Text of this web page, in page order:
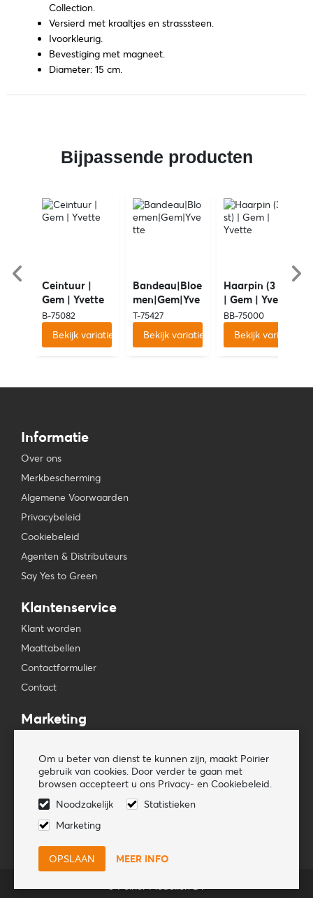
Om u beter van dienst te kunnen zijn, maakt Poirier
gebruik van cookies. Door verder te gaan met
browsen accepteert u ons Privacy- en Cookiebeleid.
Noodzakelijk
Statistieken
Marketing
MEER INFO
Collection.
Versierd met kraaltjes en strasssteen.
Ivoorkleurig.
Bevestiging met magneet.
Diameter: 15 cm.
Bijpassende producten
Ceintuur |
Gem | Yvette
B-75082
Bekijk variaties
Bandeau|Bloe
men|Gem|Yve
tte
T-75427
Bekijk variaties
Haarpin (3 st)
| Gem | Yvette
BB-75000
Bekijk variaties
Informatie
Over ons
Merkbescherming
Algemene Voorwaarden
Privacybeleid
Cookiebeleid
Agenten & Distributeurs
Say Yes to Green
Klantenservice
Klant worden
Maattabellen
Contactformulier
Contact
Marketing
Pers & Media
Nieuwsbrieven
Volg ons
© Poirier Modellen BV